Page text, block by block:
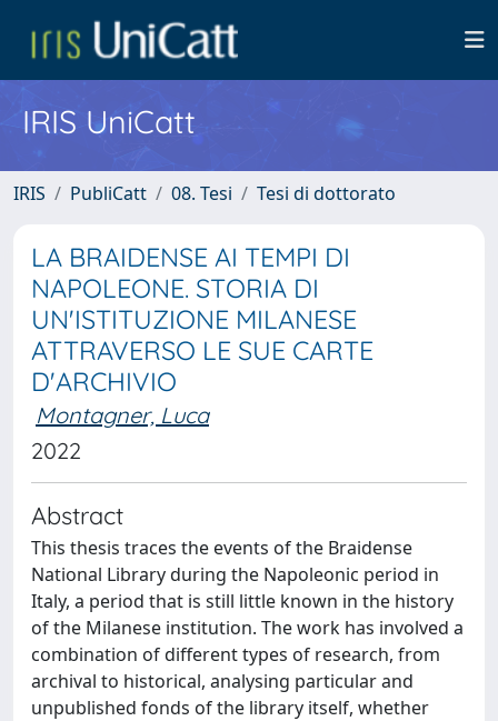
IRIS UniCatt
IRIS PubliCatt 08. Tesi Tesi di dottorato
LA BRAIDENSE AI TEMPI DI
NAPOLEONE. STORIA DI
UN'ISTITUZIONE MILANESE
ATTRAVERSO LE SUE CARTE
D'ARCHIVIO
Montagner, Luca
2022
Abstract
This thesis traces the events of the Braidense
National Library during the Napoleonic period in
Italy, a period that is still little known in the history
of the Milanese institution. The work has involved a
combination of different types of research, from
archival to historical, analysing particular and
unpublished fonds of the library itself, whether